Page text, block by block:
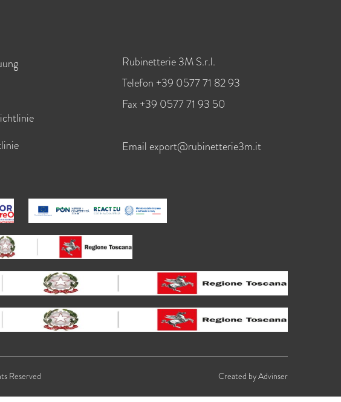
Rubinetterie 3M S.r.l.
Telefon +39 0577 71 82 93
Fax +39 0577 71 93 50
Email export@rubinetterie3m.it
Reserved Created byAdvinser